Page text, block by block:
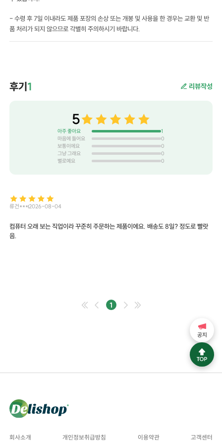
- 수령 후 7일 이내라도 제품 포장의 손상 또는 개봉 및 사용을 한 경우는 교환 및 반
품 처리가 되지 않으므로 각별히 주의하시기 바랍니다.
후기 1 리뷰작성
5
아주 좋아요
1
마음에 들어요
0
보통이에요
0
그냥 그래요
0
별로예요
0
류건***2026-08-04
컴퓨터 오래 보는 직업이라 꾸준히 주문하는 제품이에요. 배송도 8일? 정도로 빨랏
음.
1
회사소개 개인정보취급방침 이용약관 고객센터
공지